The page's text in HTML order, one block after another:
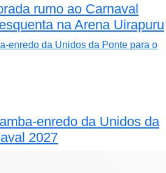
rumo ao Carnaval
na Arena Uirapuru
enredo da Unidos da
2027